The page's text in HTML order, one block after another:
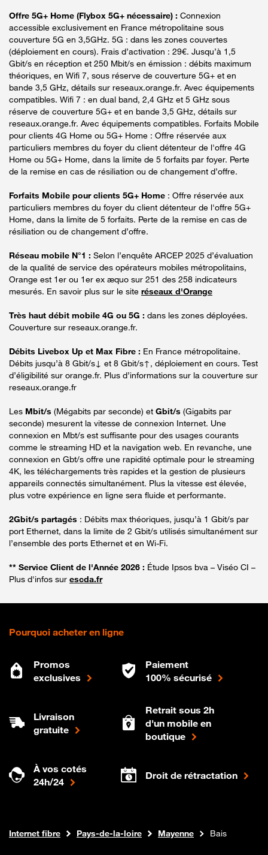
Offre 5G+ Home (Flybox 5G+ nécessaire) : Connexion
accessible exclusivement en France métropolitaine sous
couverture 5G en 3,5GHz. 5G : dans les zones couvertes
(déploiement en cours). Frais d’activation : 29€. Jusqu’à 1,5
Gbit/s en réception et 250 Mbit/s en émission : débits maximum
théoriques, en Wifi 7, sous réserve de couverture 5G+ et en
bande 3,5 GHz, détails sur reseaux.orange.fr. Avec équipements
compatibles. Wifi 7 : en dual band, 2,4 GHz et 5 GHz sous
réserve de couverture 5G+ et en bande 3,5 GHz, détails sur
reseaux.orange.fr. Avec équipements compatibles. Forfaits Mobile
pour clients 4G Home ou 5G+ Home : Offre réservée aux
particuliers membres du foyer du client détenteur de l'offre 4G
Home ou 5G+ Home, dans la limite de 5 forfaits par foyer. Perte
de la remise en cas de résiliation ou de changement d’offre.
Forfaits Mobile pour clients 5G+ Home : Offre réservée aux
particuliers membres du foyer du client détenteur de l'offre 5G+
Home, dans la limite de 5 forfaits. Perte de la remise en cas de
résiliation ou de changement d’offre.
Réseau mobile N°1 : Selon l’enquête ARCEP 2025 d’évaluation
de la qualité de service des opérateurs mobiles métropolitains,
Orange est 1er ou 1er ex æquo sur 251 des 258 indicateurs
mesurés. En savoir plus sur le site réseaux d'Orange
Très haut débit mobile 4G ou 5G : dans les zones déployées.
Couverture sur reseaux.orange.fr.
Débits Livebox Up et Max Fibre : En France métropolitaine.
Débits jusqu’à 8 Gbit/s↓ et 8 Gbit/s↑, déploiement en cours. Test
d’éligibilité sur orange.fr. Plus d’informations sur la couverture sur
reseaux.orange.fr
Les Mbit/s (Mégabits par seconde) et Gbit/s (Gigabits par
seconde) mesurent la vitesse de connexion Internet. Une
connexion en Mbt/s est suffisante pour des usages courants
comme le streaming HD et la navigation web. En revanche, une
connexion en Gbt/s offre une rapidité optimale pour le streaming
4K, les téléchargements très rapides et la gestion de plusieurs
appareils connectés simultanément. Plus la vitesse est élevée,
plus votre expérience en ligne sera fluide et performante.
2Gbit/s partagés : Débits max théoriques, jusqu’à 1 Gbit/s par
port Ethernet, dans la limite de 2 Gbit/s utilisés simultanément sur
l’ensemble des ports Ethernet et en Wi-Fi.
** Service Client de l'Année 2026 : Étude Ipsos bva – Viséo CI –
Plus d'infos sur escda.fr
Pourquoi acheter en ligne
Promos
exclusives
Paiement
100% sécurisé
Livraison
gratuite
Retrait sous 2h
d'un mobile en
boutique
À vos cotés
24h/24
Droit de rétractation
Boutique Orange
Internet fibre Pays-de-la-loire Mayenne Bais